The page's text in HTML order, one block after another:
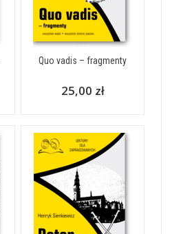
Quo vadis – fragmenty
25,00 zł